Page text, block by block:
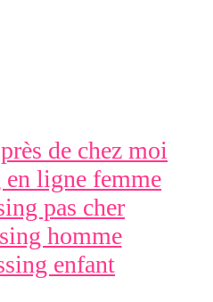
de chez moi
ligne femme
pas cher
homme
enfant